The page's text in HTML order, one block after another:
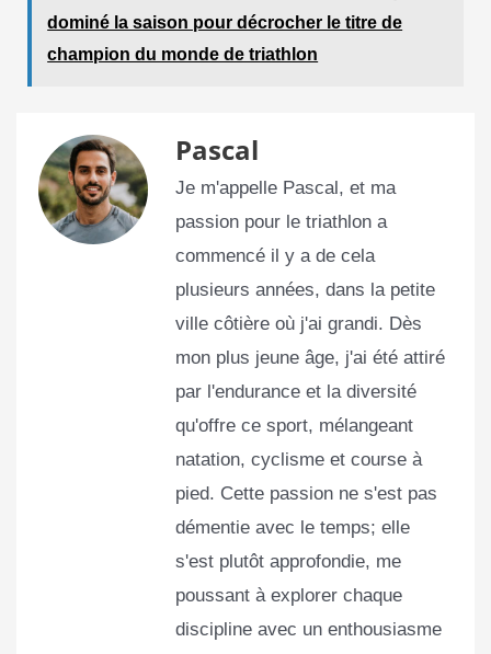
dominé la saison pour décrocher le titre de
champion du monde de triathlon
Pascal
Je m'appelle Pascal, et ma
passion pour le triathlon a
commencé il y a de cela
plusieurs années, dans la petite
ville côtière où j'ai grandi. Dès
mon plus jeune âge, j'ai été attiré
par l'endurance et la diversité
qu'offre ce sport, mélangeant
natation, cyclisme et course à
pied. Cette passion ne s'est pas
démentie avec le temps; elle
s'est plutôt approfondie, me
poussant à explorer chaque
discipline avec un enthousiasme